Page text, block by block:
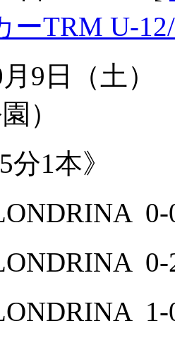
ーTRM U-
月9日（土
）
分1本》